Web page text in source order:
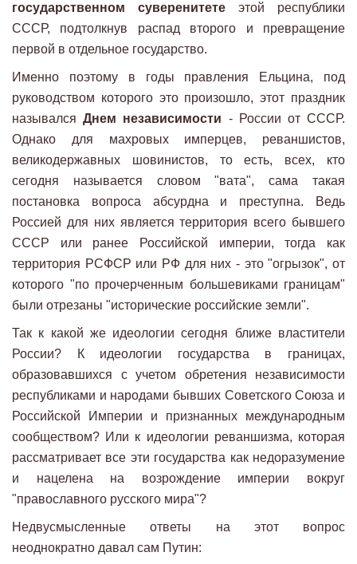
государственном суверенитете этой республики
СССР, подтолкнув распад второго и превращение
первой в отдельное государство.
Именно поэтому в годы правления Ельцина, под
руководством которого это произошло, этот праздник
называлсяДнем независимости - России от СССР.
Однако для махровых имперцев, реваншистов,
великодержавных шовинистов, то есть, всех, кто
сегодня называется словом "вата", сама такая
постановка вопроса абсурдна и преступна. Ведь
Россией для них является территория всего бывшего
СССР или ранее Российской империи, тогда как
территория РСФСР или РФ для них - это "огрызок", от
которого "по прочерченным большевиками границам"
были отрезаны "исторические российские земли".
Так к какой же идеологии сегодня ближе властители
России? К идеологии государства в границах,
образовавшихся с учетом обретения независимости
республиками и народами бывших Советского Союза и
Российской Империи и признанных международным
сообществом? Или к идеологии реваншизма, которая
рассматривает все эти государства как недоразумение
и нацелена на возрождение империи вокруг
"православного русского мира"?
Недвусмысленные ответы на этот вопрос
неоднократно давал сам Путин: